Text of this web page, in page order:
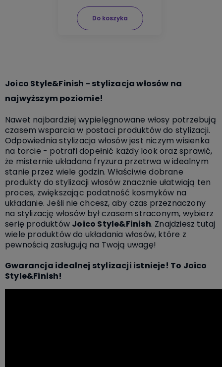
Do koszyka
Joico Style&Finish - stylizacja włosów na
najwyższym poziomie!
Nawet najbardziej wypielęgnowane włosy potrzebują
czasem wsparcia w postaci produktów do stylizacji.
Odpowiednia stylizacja włosów jest niczym wisienka
na torcie - potrafi dopełnić każdy look oraz sprawić,
że misternie układana fryzura przetrwa w idealnym
stanie przez wiele godzin. Właściwie dobrane
produkty do stylizacji włosów znacznie ułatwiają ten
proces, zwiększając podatność kosmyków na
układanie. Jeśli nie chcesz, aby czas przeznaczony
na stylizację włosów był czasem straconym, wybierz
serię produktów Joico Style&Finish. Znajdziesz tutaj
wiele produktów do układania włosów, które z
pewnością zasługują na Twoją uwagę!
Gwarancja idealnej stylizacji istnieje! To Joico
Style&Finish!